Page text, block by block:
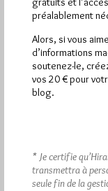
Hier jeudi 6 août
2 608 pages
préalablement
Alors, si vous
d’informations
soutenez-le,
vos 20 € pour
blog.
* Je certifie
transmettra à
seule fin de la